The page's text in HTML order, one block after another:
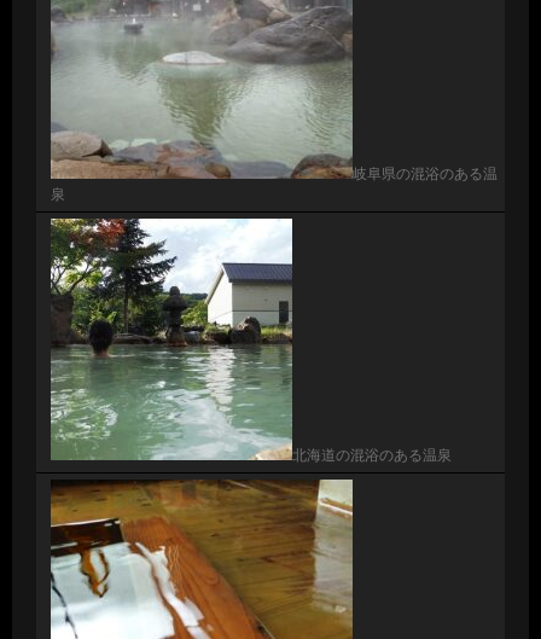
岐阜県の混浴のある温
泉
北海道の混浴のある温泉